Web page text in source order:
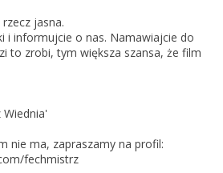
jasna.
i informujcie o nas. Namawiajcie do
to zrobi, tym większa szansa, że film
nie ma, zapraszamy na profil:
fechmistrz